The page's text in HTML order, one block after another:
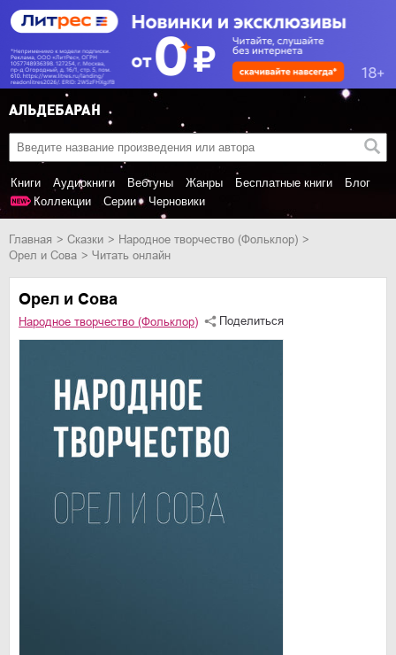
Книги Аудиокниги Вебтуны Жанры Бесплатные книги
Блог
Коллекции
Серии Черновики
Главная сказки
Народное творчество (Фольклор)
Орел и Сова
Читать онлайн
Орел и Сова
Народное творчество (Фольклор) Поделиться